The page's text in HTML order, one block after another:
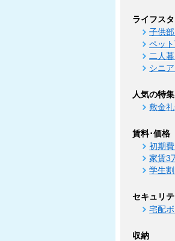
ライフス
子供
ペッ
二人
シニ
人気の特集
敷金
賃料･価格
初期
家賃3
学生
セキュリテ
宅配
収納